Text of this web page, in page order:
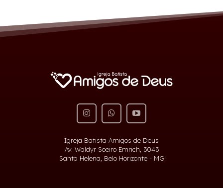
Buscar
Uma Igreja onde cada membro é um Amigo!
WhatsApp IBAD
Ministérios IBAD
Igreja Batista Amigos de Deus
Av. Waldyr Soeiro Emrich, 3043
Santa Helena, Belo Horizonte - MG